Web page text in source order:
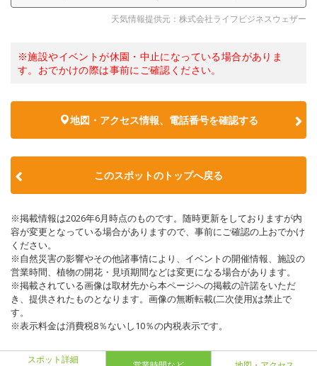
天気情報提供元：株式会社ライフビジネスウェザー
※施設やイベントが休園・中止になっている場合がありま
す。おでかけの際は事前にご確認ください。
地図・アクセス情報、電話番号を確認する
このスポットのトップへ戻る
※掲載情報は2026年6月時点のものです。随時更新をしておりますが内
容が変更となっている場合がありますので、事前にご確認の上おでかけ
ください。
※自然災害の影響やその他諸事情により、イベントの開催情報、施設の
営業時間、植物の開花・見頃期間などは変更になる場合があります。
※掲載されている画像は取材先から本ページへの掲載の許諾をいただ
き、提供されたものとなります。画像の無断転載(二次使用)は禁止で
す。
※表示料金は消費税8％ないし10％の内税表示です。
スポット詳細